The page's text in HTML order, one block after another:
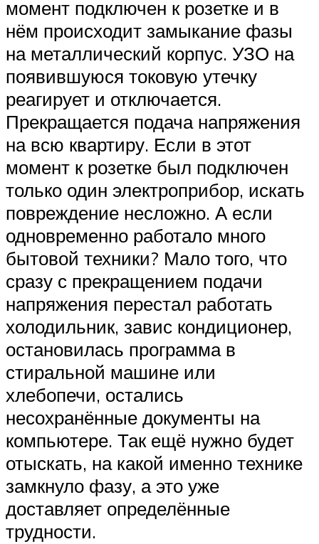
момент подключен к розетке и в
нём происходит замыкание фазы
на металлический корпус. УЗО на
появившуюся токовую утечку
реагирует и отключается.
Прекращается подача напряжения
на всю квартиру. Если в этот
момент к розетке был подключен
только один электроприбор, искать
повреждение несложно. А если
одновременно работало много
бытовой техники? Мало того, что
сразу с прекращением подачи
напряжения перестал работать
холодильник, завис кондиционер,
остановилась программа в
стиральной машине или
хлебопечи, остались
несохранённые документы на
компьютере. Так ещё нужно будет
отыскать, на какой именно технике
замкнуло фазу, а это уже
доставляет определённые
трудности.